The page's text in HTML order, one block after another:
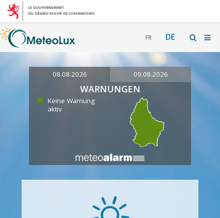
FR DE
08.08.2026 09.08.2026
WARNUNGEN
Keine Warnung
aktiv